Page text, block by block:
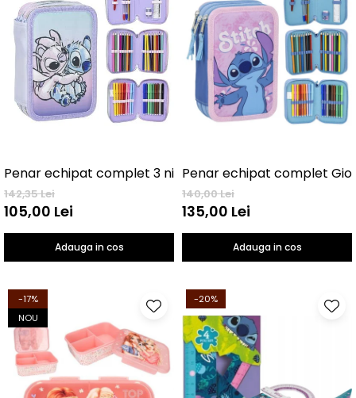
Penar echipat complet 3 nivele Lilo & Stitch
142,35 Lei
105,00 Lei
Adauga in cos
140,00 Lei
135,00 Lei
Adauga in cos
-17%
NOU
-20%